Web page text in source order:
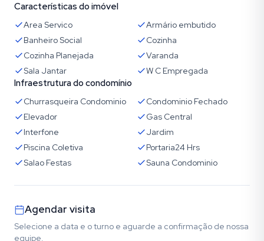
Características do imóvel
Area Servico
Armário embutido
Banheiro Social
Cozinha
Cozinha Planejada
Varanda
Sala Jantar
W C Empregada
Infraestrutura do condomínio
Churrasqueira Condominio
Condominio Fechado
Elevador
Gas Central
Interfone
Jardim
Piscina Coletiva
Portaria24 Hrs
Salao Festas
Sauna Condominio
Agendar visita
Selecione a data e o turno e aguarde a confirmação de nossa
equipe.